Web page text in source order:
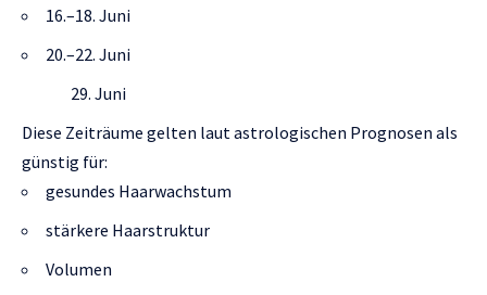
16.–18. Juni
20.–22. Juni
Juni
Diese Zeiträume gelten laut astrologischen Prognosen als
günstig für:
gesundes Haarwachstum
stärkere Haarstruktur
Volumen